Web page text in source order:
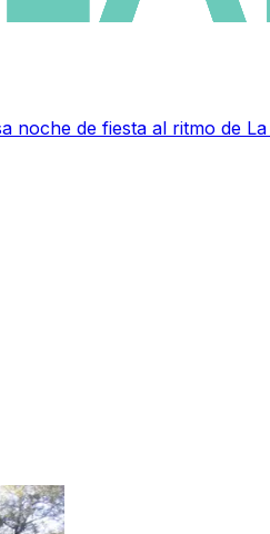
noche de fiesta al ritmo de